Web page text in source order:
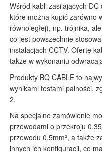
Wśród kabli zasilających
które można kupić zarówno
równoległej), np. trójnika,
co jest powszechnie
instalacjach CCTV. Ofertę
także w wykonaniu
Produkty BQ CABLE to
wynikami testami palności,
2.
Na specjalne zamówienie
przewodami o przekroju
przewodu 0,5mm², a także
innych ich konfiguracji, co